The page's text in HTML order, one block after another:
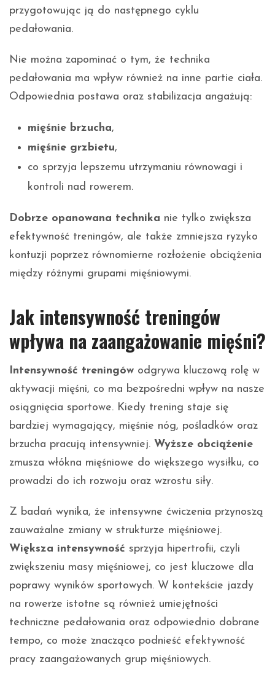
przygotowując ją do następnego cyklu
pedałowania.
Nie można zapominać o tym, że technika
pedałowania ma wpływ również na inne partie ciała.
Odpowiednia postawa oraz stabilizacja angażują:
mięśnie brzucha,
mięśnie grzbietu,
co sprzyja lepszemu utrzymaniu równowagi i
kontroli nad rowerem.
Dobrze opanowana technika nie tylko zwiększa
efektywność treningów, ale także zmniejsza ryzyko
kontuzji poprzez równomierne rozłożenie obciążenia
między różnymi grupami mięśniowymi.
Jak intensywność treningów
wpływa na zaangażowanie mięśni?
Intensywność treningów odgrywa kluczową rolę w
aktywacji mięśni, co ma bezpośredni wpływ na nasze
osiągnięcia sportowe. Kiedy trening staje się
bardziej wymagający, mięśnie nóg, pośladków oraz
brzucha pracują intensywniej. Wyższe obciążenie
zmusza włókna mięśniowe do większego wysiłku, co
prowadzi do ich rozwoju oraz wzrostu siły.
Z badań wynika, że intensywne ćwiczenia przynoszą
zauważalne zmiany w strukturze mięśniowej.
Większa intensywność sprzyja hipertrofii, czyli
zwiększeniu masy mięśniowej, co jest kluczowe dla
poprawy wyników sportowych. W kontekście jazdy
na rowerze istotne są również umiejętności
techniczne pedałowania oraz odpowiednio dobrane
tempo, co może znacząco podnieść efektywność
pracy zaangażowanych grup mięśniowych.